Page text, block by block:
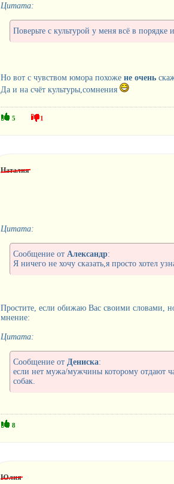
Цитата:
Поверьте с культурой у меня всё в порядке
Но вот с чувством юмора похоже не очень
Да и на счёт культуры,сомнения
5 1
Наталия
Цитата:
Сообщение от Александр:
Я ничего не хочу сказать,я просто хотел
Простите, если обижаю Вас своими словами,
мнение:
Цитата:
Сообщение от Дениска:
если нет мужа/мужчины которому отдают
собак.
8
Юлия